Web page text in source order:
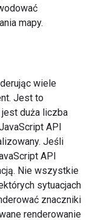
mapy.
wiele
Jest to
duża liczba
API
Jeśli
API
Nie wszystkie
sytuacjach
znaczniki
renderowanie